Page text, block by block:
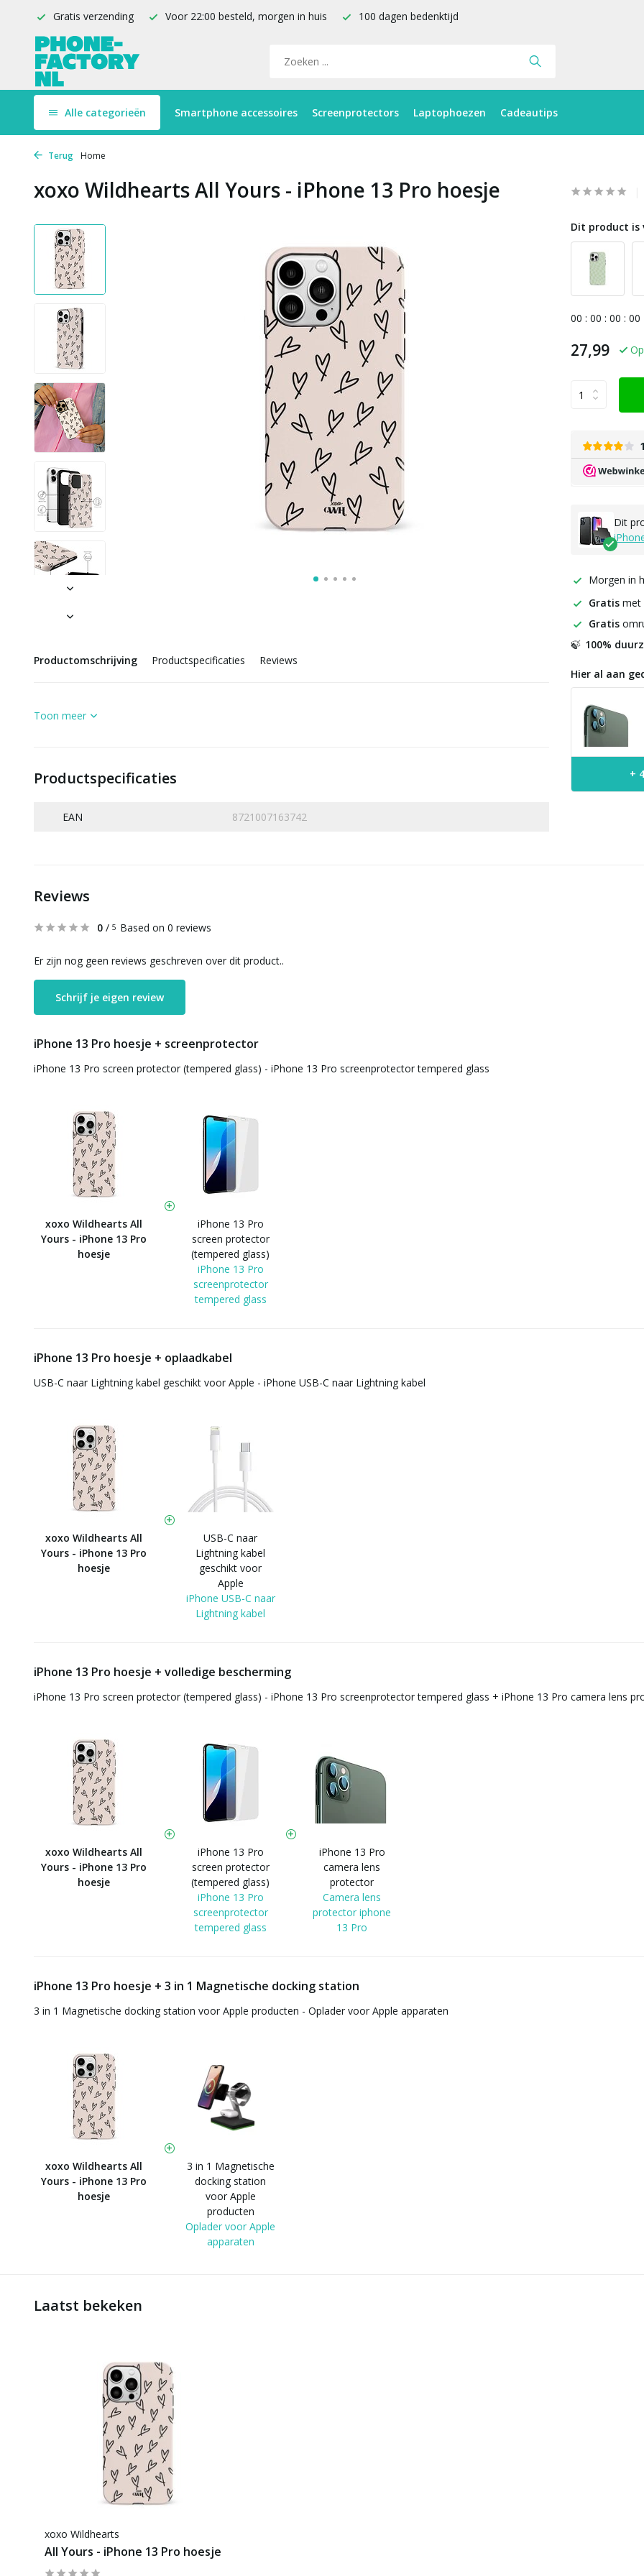
Gratis verzending Voor 22:00 besteld, morgen in huis 100 dagen bedenktijd
Alle categorieën Smartphone accessoires Screenprotectors Laptophoezen Cadeautips
Terug Home
xoxo Wildhearts All Yours - iPhone 13 Pro hoesje
Productomschrijving Productspecificaties Reviews
Toon meer
Productspecificaties
EAN 8721007163742
Dit product is
00 : 00 : 00 : 00
27,99
Dit
Morgen in
Gratismet
Gratis
🍃 100%
Hier al aan
+
Reviews
0 / 5 Based on 0 reviews
Er zijn nog geen reviews geschreven over dit product..
Schrijf je eigen review
iPhone 13 Pro hoesje + screenprotector
iPhone 13 Pro screen protector (tempered glass) - iPhone 13 Pro screenprotector tempered glass
xoxo Wildhearts All
Yours - iPhone 13 Pro
hoesje
iPhone 13 Pro
screen protector
(tempered glass)
iPhone 13 Pro
screenprotector
tempered glass
iPhone 13 Pro hoesje + oplaadkabel
USB-C naar Lightning kabel geschikt voor Apple - iPhone USB-C naar Lightning kabel
xoxo Wildhearts All
Yours - iPhone 13 Pro
hoesje
USB-C naar
Lightning kabel
geschikt voor
Apple
iPhone USB-C naar
Lightning kabel
iPhone 13 Pro hoesje + volledige bescherming
iPhone 13 Pro screen protector (tempered glass) - iPhone 13 Pro screenprotector tempered glass + iPhone 13 Pro camera lens
xoxo Wildhearts All
Yours - iPhone 13 Pro
hoesje
iPhone 13 Pro
screen protector
(tempered glass)
iPhone 13 Pro
screenprotector
tempered glass
iPhone 13 Pro
camera lens
protector
Camera lens
protector iphone
13 Pro
iPhone 13 Pro hoesje + 3 in 1 Magnetische docking station
3 in 1 Magnetische docking station voor Apple producten - Oplader voor Apple apparaten
xoxo Wildhearts All
Yours - iPhone 13 Pro
hoesje
3 in 1 Magnetische
docking station
voor Apple
producten
Oplader voor Apple
apparaten
Laatst bekeken
xoxo Wildhearts
All Yours - iPhone 13 Pro hoesje